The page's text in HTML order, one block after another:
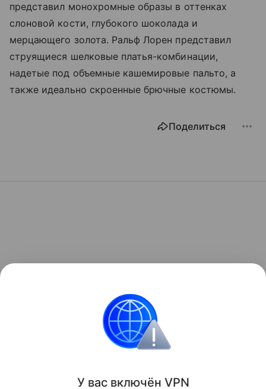
представил монохромные образы в оттенках
слоновой кости, глубокого шоколада и
мерцающего золота. Ральф Лорен представил
струящиеся шелковые платья-комбинации,
надетые под объемные кашемировые пальто, а
также идеально скроенные брючные костюмы.
Поделиться
У вас включён VPN